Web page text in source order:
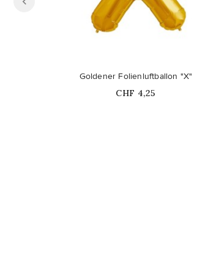
Goldener Folienluftballon "X"
Price
CHF 4,25